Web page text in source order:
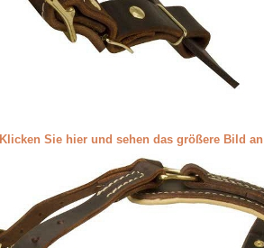
Klicken Sie hier und sehen das größere Bild an